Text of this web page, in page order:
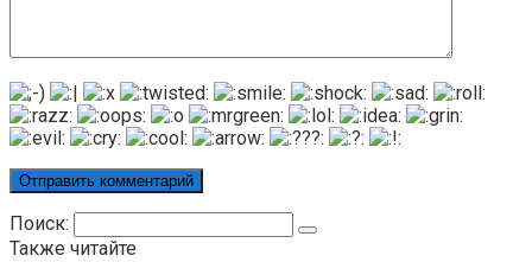
Поиск:
Также читайте